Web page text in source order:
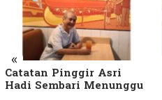
«
Catatan Pinggir Asri
Hadi Sembari Menunggu